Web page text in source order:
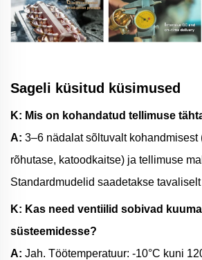
Sageli küsitud küsimused
K: Mis on kohandatud tellimuse
A: 3–6 nädalat sõltuvalt kohandmisest
rõhutase, katoodkaitse) ja tellimuse
Standardmudelid saadetakse
K: Kas need ventiilid sobivad
süsteemidesse?
A: Jah. Töötemperatuur: -10°C kuni